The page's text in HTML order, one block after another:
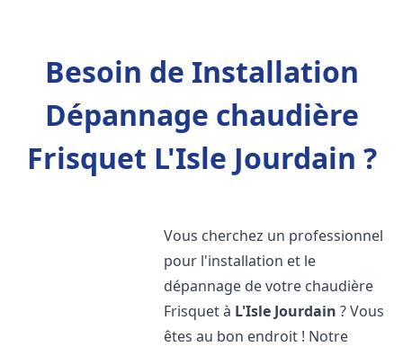
Besoin de Installation
Dépannage chaudière
Frisquet L'Isle Jourdain ?
Vous cherchez un professionnel
pour l'installation et le
dépannage de votre chaudière
Frisquet à L'Isle Jourdain ? Vous
êtes au bon endroit ! Notre